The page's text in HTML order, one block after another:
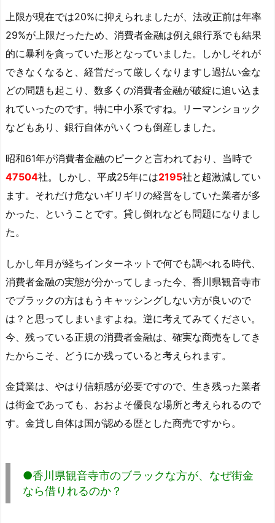
上限が現在では20%に抑えられましたが、法改正前は年率
29%が上限だったため、消費者金融は例え銀行系でも結果
的に暴利を貪っていた形となっていました。しかしそれが
できなくなると、経営だって厳しくなりますし過払い金な
どの問題も起こり、数多くの消費者金融が破綻に追い込ま
れていったのです。特に中小系ですね。リーマンショック
などもあり、銀行自体がいくつも倒産しました。
昭和61年が消費者金融のピークと言われており、当時で
47504社。しかし、平成25年には2195社と超激減してい
ます。それだけ危ないギリギリの経営をしていた業者が多
かった、ということです。貸し倒れなども問題になりまし
た。
しかし年月が経ちインターネットで何でも調べれる時代、
消費者金融の実態が分かってしまった今、香川県観音寺市
でブラックの方はもうキャッシングしない方が良いので
は？と思ってしまいますよね。逆に考えてみてください。
今、残っている正規の消費者金融は、確実な商売をしてき
たからこそ、どうにか残っていると考えられます。
金貸業は、やはり信頼感が必要ですので、生き残った業者
は街金であっても、おおよそ優良な場所と考えられるので
す。金貸し自体は国が認める歴とした商売ですから。
●香川県観音寺市のブラックな方が、なぜ街金
なら借りれるのか？